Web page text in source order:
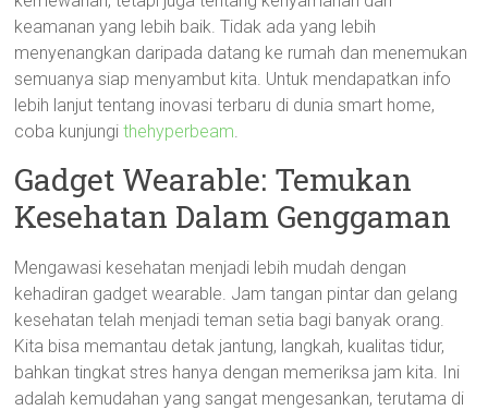
keamanan yang lebih baik. Tidak ada yang lebih
menyenangkan daripada datang ke rumah dan menemukan
semuanya siap menyambut kita. Untuk mendapatkan info
lebih lanjut tentang inovasi terbaru di dunia smart home,
coba kunjungithehyperbeam.
Gadget Wearable: Temukan
Kesehatan Dalam Genggaman
Mengawasi kesehatan menjadi lebih mudah dengan
kehadiran gadget wearable. Jam tangan pintar dan gelang
kesehatan telah menjadi teman setia bagi banyak orang.
Kita bisa memantau detak jantung, langkah, kualitas tidur,
bahkan tingkat stres hanya dengan memeriksa jam kita. Ini
adalah kemudahan yang sangat mengesankan, terutama di